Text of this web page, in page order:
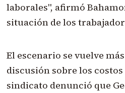
laborales", afirmó
situación de los
El escenario se vuelve
discusión sobre los
sindicato denunció que